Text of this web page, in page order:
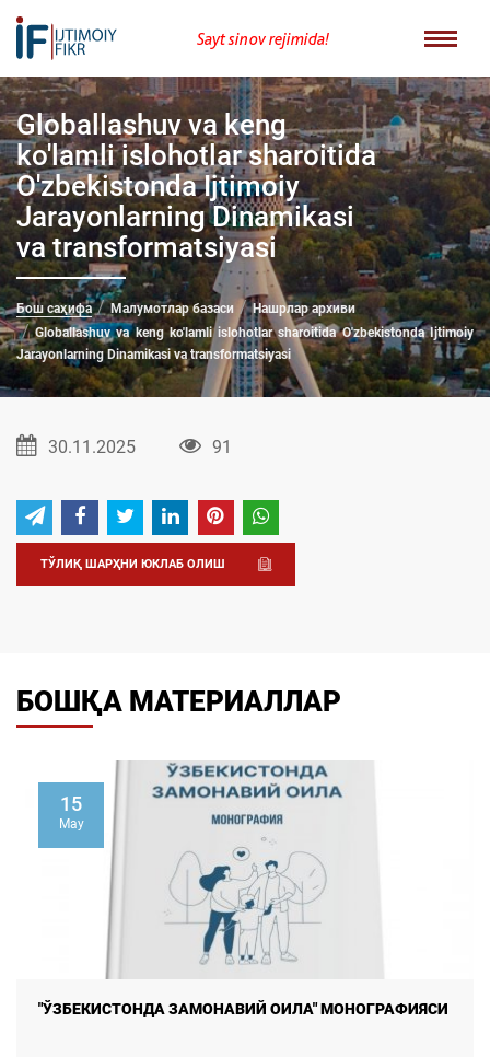
Sayt sinov rejimida!
Globallashuv va keng
ko'lamli islohotlar sharoitida
O'zbekistonda Ijtimoiy
Jarayonlarning Dinamikasi
va transformatsiyasi
Бош саҳифа Малумотлар базаси
Нашрлар архиви
Globallashuv va keng ko'lamli islohotlar sharoitida O'zbekistonda Ijtimoiy
Jarayonlarning Dinamikasi va transformatsiyasi
30.11.2025 91
ТЎЛИҚ ШАРҲНИ ЮКЛАБ ОЛИШ
БОШҚА МАТЕРИАЛЛАР
22
Z-АВЛОД: УМИД, ИШОНЧ ВА ХАВОТИР МАНБАИ